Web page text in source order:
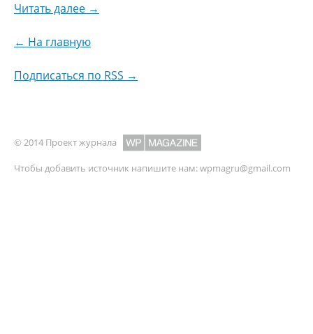
Читать далее →
← На главную
Подписаться по RSS →
© 2014 Проект журнала
Чтобы добавить источник напишите нам:wpmagru@gmail.com